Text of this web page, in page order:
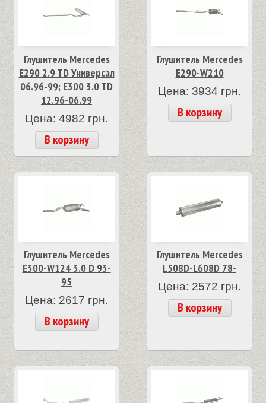
Глушитель Mercedes
E290 2.9 TD Универсал
06.96-99; E300 3.0 TD
12.96-06.99
Цена: 4982 грн.
В корзину
Глушитель Mercedes
E290-W210
Цена: 3934 грн.
В корзину
Глушитель Mercedes
E300-W124 3.0 D 93-
95
Цена: 2617 грн.
В корзину
Глушитель Mercedes
L508D-L608D 78-
Цена: 2572 грн.
В корзину